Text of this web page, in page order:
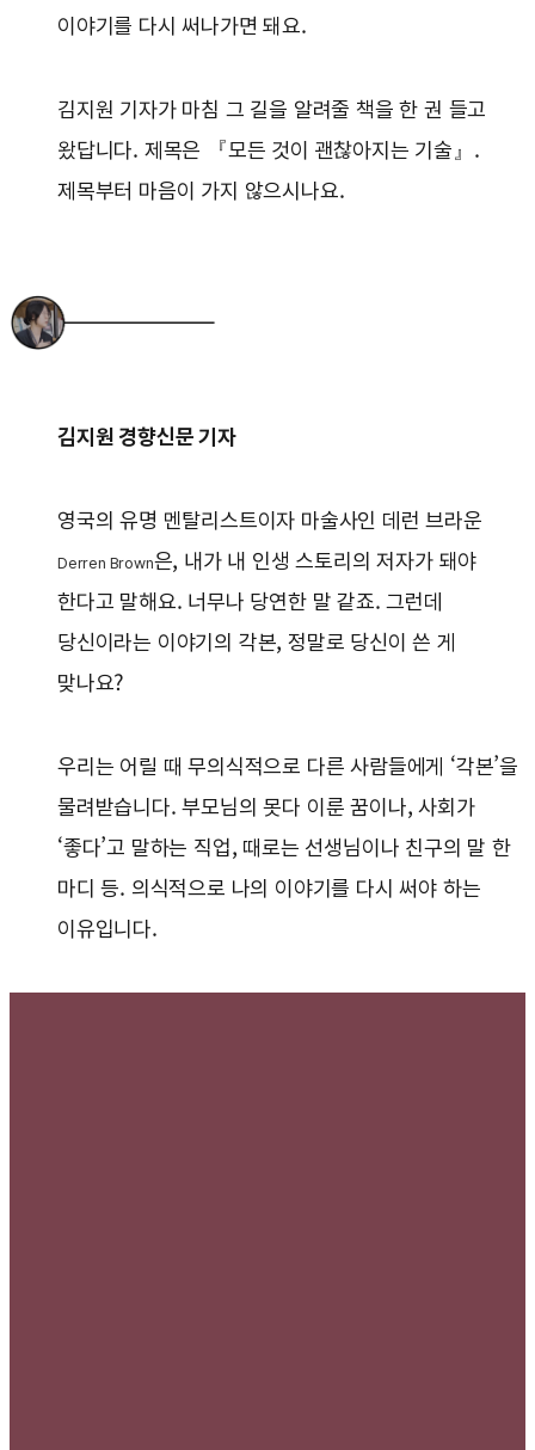
이야기를 다시 써나가면 돼요.
김지원 기자가 마침 그 길을 알려줄 책을 한 권 들고
왔답니다. 제목은 『모든 것이 괜찮아지는 기술』.
제목부터 마음이 가지 않으시나요.
김지원 경향신문 기자
영국의 유명 멘탈리스트이자 마술사인 데런 브라운
Derren Brown은, 내가 내 인생 스토리의 저자가 돼야
한다고 말해요. 너무나 당연한 말 같죠. 그런데
당신이라는 이야기의 각본, 정말로 당신이 쓴 게
맞나요?
우리는 어릴 때 무의식적으로 다른 사람들에게 ‘각본’을
물려받습니다. 부모님의 못다 이룬 꿈이나, 사회가
‘좋다’고 말하는 직업, 때로는 선생님이나 친구의 말 한
마디 등. 의식적으로 나의 이야기를 다시 써야 하는
이유입니다.